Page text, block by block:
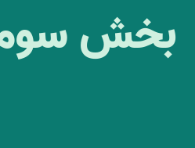
بخش سوم